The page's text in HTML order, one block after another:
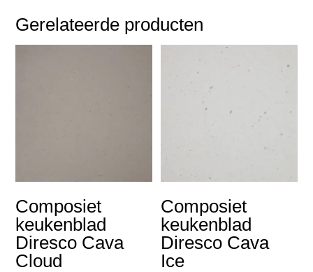
Gerelateerde producten
Composiet
keukenblad
Diresco Cava
Cloud
Composiet
keukenblad
Diresco Cava
Ice